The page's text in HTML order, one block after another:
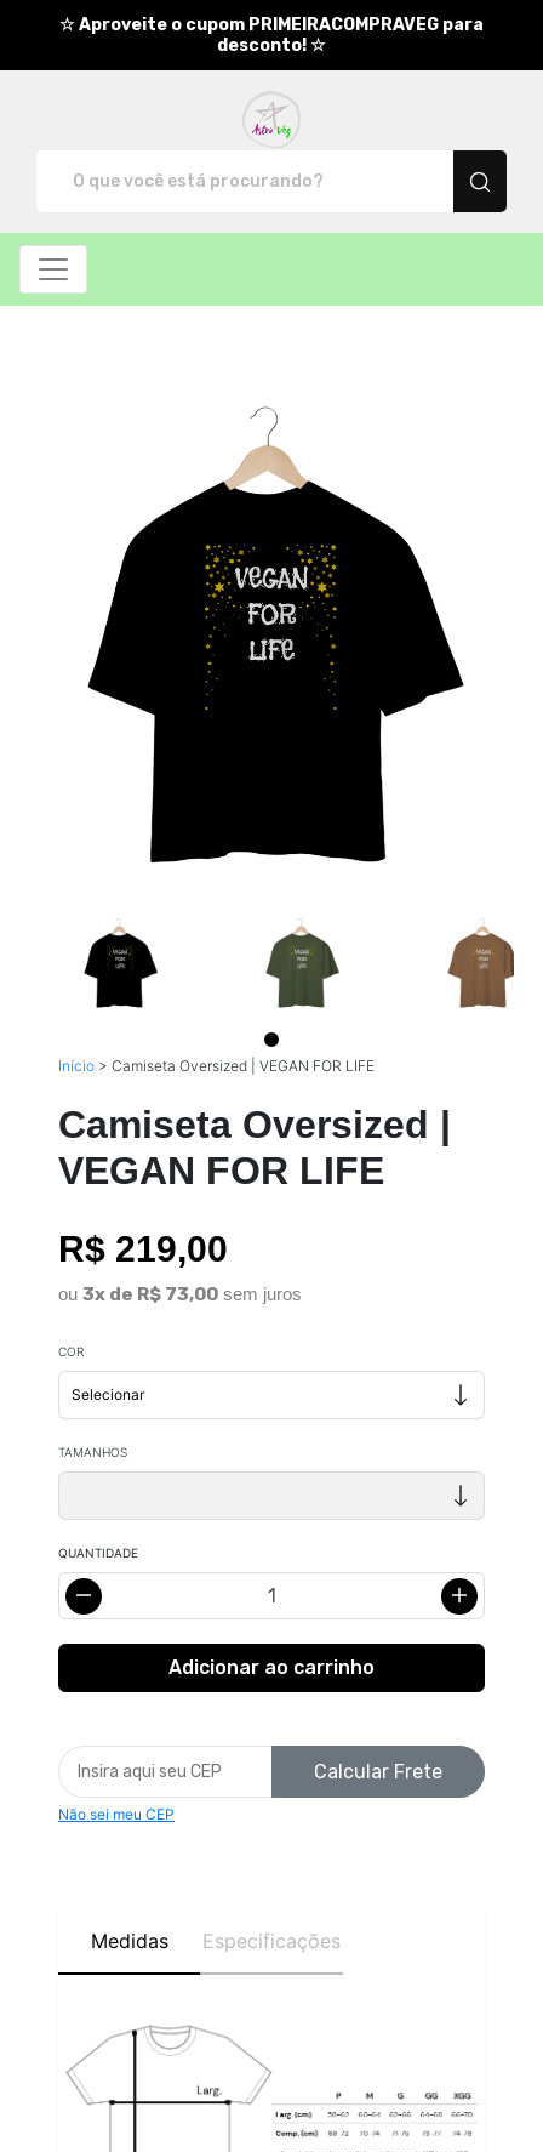
☆ Aproveite o cupom PRIMEIRACOMPRAVEG para
desconto! ☆
Início > Camiseta Oversized | VEGAN FOR LIFE
Camiseta Oversized |
VEGAN FOR LIFE
R$ 219,00
ou 3x de R$ 73,00 sem juros
COR
TAMANHOS
QUANTIDADE
Calcular Frete
Não sei meu CEP
Medidas Especificações